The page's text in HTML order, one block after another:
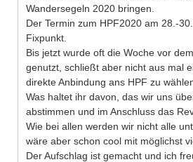
Wandersegeln 2020 bringen.
Der Termin zum HPF2020 am 28.-
Fixpunkt.
Bis jetzt wurde oft die Woche vor
genutzt, schließt aber nicht aus mal
direkte Anbindung ans HPF zu
Was haltet ihr davon, das wir uns
abstimmen und im Anschluss das
Wie bei allen werden wir nicht alle
wäre aber schon cool mit möglichst
Der Aufschlag ist gemacht und ich